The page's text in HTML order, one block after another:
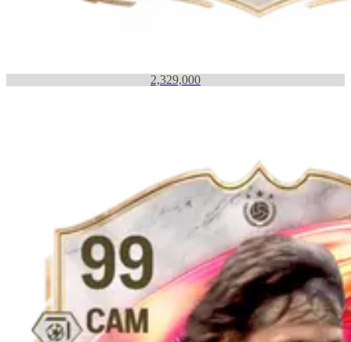
2,329,000